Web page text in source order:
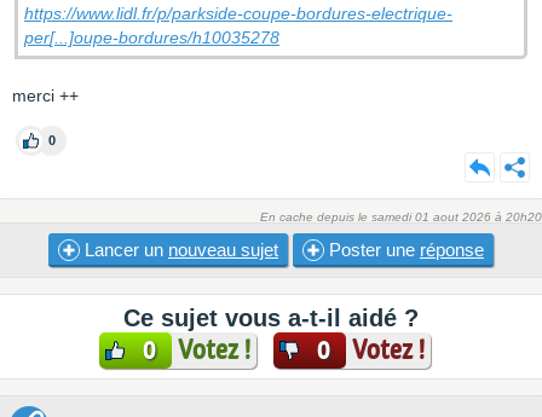
https://www.lidl.fr/p/parkside-coupe-bordures-electrique-
per[...]oupe-bordures/h10035278
merci ++
0
En cache depuis le samedi 01 aout 2026 à 20h20
Lancer un nouveau sujet Poster une réponse
Ce sujet vous a-t-il aidé ?
0 Votez ! 0 Votez !